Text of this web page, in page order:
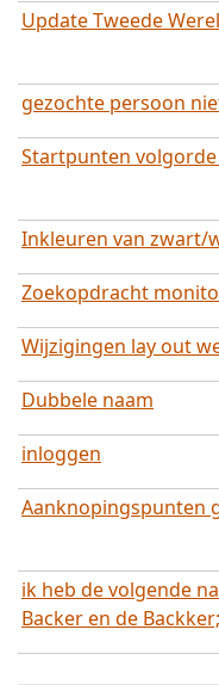
Update Tweede
gezochte persoon
Startpunten
Inkleuren van zwart/
Zoekopdracht
Wijzigingen lay out
Dubbele naam
inloggen
Aanknopingspunten
ik heb de volgende
Backer en de Backker;